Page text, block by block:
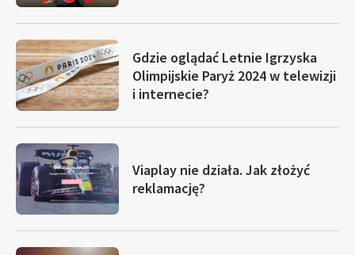
Gdzie oglądać Letnie Igrzyska
Olimpijskie Paryż 2024 w telewizji
i internecie?
Viaplay nie działa. Jak złożyć
reklamację?